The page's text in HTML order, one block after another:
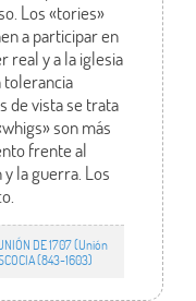
Los «tories»
a participar en
real y a la iglesia
tolerancia
de vista se trata
son más
frente al
la guerra. Los
DE 1707 (Unión
(843-1603)